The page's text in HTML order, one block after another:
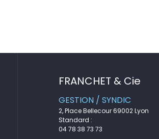
FRANCHET & Cie
GESTION / SYNDIC
2, Place Bellecour 69002 Lyon
Standard :
04 78 38 73 73